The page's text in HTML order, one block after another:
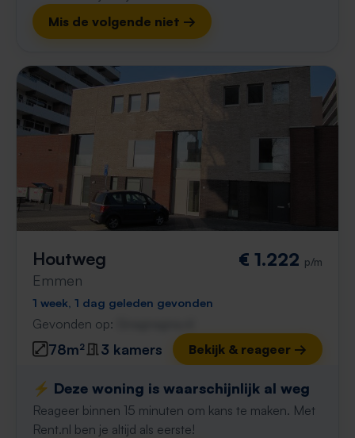
Mis de volgende niet →
Houtweg
Emmen
€ 1.222 p/m
1 week, 1 dag geleden gevonden
Gevonden op:
78m² 3 kamers Bekijk & reageer →
⚡️ Deze woning is waarschijnlijk al weg
Reageer binnen 15 minuten om kans te maken. Met
Rent.nl ben je altijd als eerste!